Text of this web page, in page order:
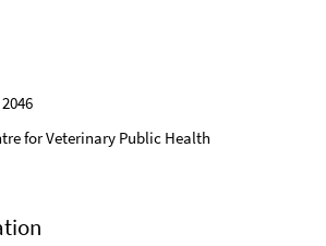
for Veterinary Public Health